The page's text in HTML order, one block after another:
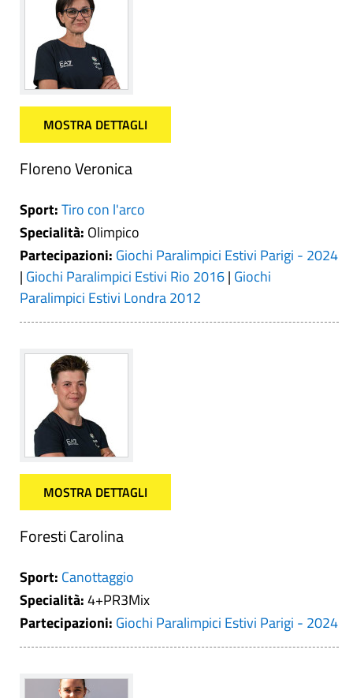
MOSTRA DETTAGLI
Floreno Veronica
Sport:Tiro con l'arco
Specialità: Olimpico
Partecipazioni: Giochi Paralimpici Estivi Parigi - 2024
| Giochi Paralimpici Estivi Rio 2016| Giochi
Paralimpici Estivi Londra 2012
MOSTRA DETTAGLI
Foresti Carolina
Sport: Canottaggio
Specialità:4+PR3Mix
Partecipazioni: Giochi Paralimpici Estivi Parigi - 2024